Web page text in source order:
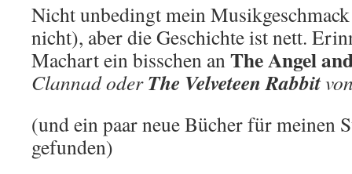
Nicht unbedingt mein
nicht), aber die Geschichte ist nett.
Machart ein bisschen anThe Angel
ClannadoderThe Velveteen Rabbit
(und ein paar neue Bücher für meinen
gefunden)